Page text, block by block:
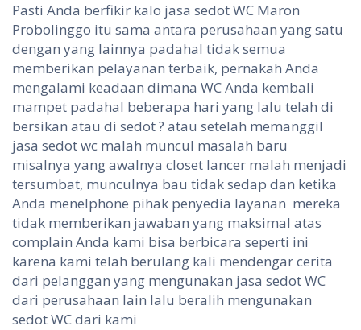
Pasti Anda berfikir kalo jasa sedot WC Maron
Probolinggo itu sama antara perusahaan yang satu
dengan yang lainnya padahal tidak semua
memberikan pelayanan terbaik, pernakah Anda
mengalami keadaan dimana WC Anda kembali
mampet padahal beberapa hari yang lalu telah di
bersikan atau di sedot ? atau setelah memanggil
jasa sedot wc malah muncul masalah baru
misalnya yang awalnya closet lancer malah menjadi
tersumbat, munculnya bau tidak sedap dan ketika
Anda menelphone pihak penyedia layanan mereka
tidak memberikan jawaban yang maksimal atas
complain Anda kami bisa berbicara seperti ini
karena kami telah berulang kali mendengar cerita
dari pelanggan yang mengunakan jasa sedot WC
dari perusahaan lain lalu beralih mengunakan
sedot WC dari kami